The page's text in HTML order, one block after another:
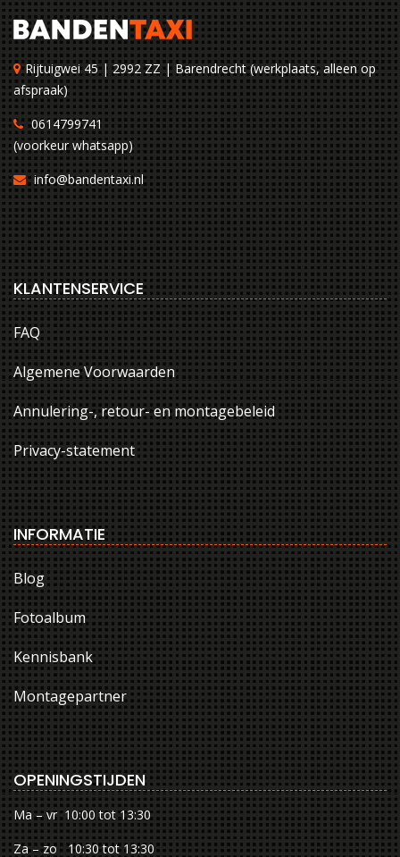
Rijtuigwei 45 | 2992 ZZ | Barendrecht (werkplaats, alleen op
afspraak)
0614799741
(voorkeur whatsapp)
info@bandentaxi.nl
KLANTENSERVICE
FAQ
Algemene Voorwaarden
Annulering-, retour- en montagebeleid
Privacy-statement
INFORMATIE
Blog
Fotoalbum
Kennisbank
Montagepartner
OPENINGSTIJDEN
Ma – vr 10:00 tot 13:30
Za – zo 10:30 tot 13:30